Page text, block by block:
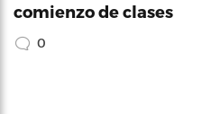
comienzo de clases
0